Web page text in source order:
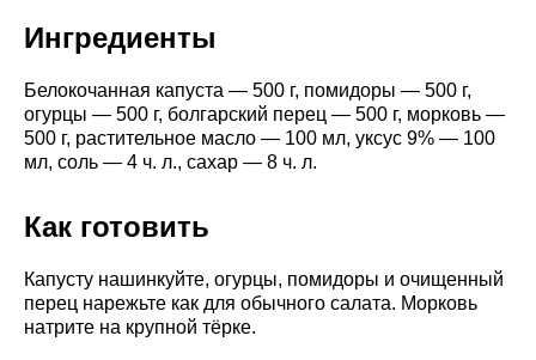
Ингредиенты
Белокочанная капуста — 500 г, помидоры — 500 г,
огурцы — 500 г, болгарский перец — 500 г, морковь —
500 г, растительное масло — 100 мл, уксус 9% — 100
мл, соль — 4 ч. л., сахар — 8 ч. л.
Как готовить
Капусту нашинкуйте, огурцы, помидоры и очищенный
перец нарежьте как для обычного салата. Морковь
натрите на крупной тёрке.